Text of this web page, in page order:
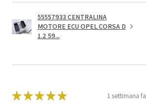
55557933 CENTRALINA
MOTORE ECU OPEL CORSA D
1.2 59...
★★★★★ 1 settimana fa